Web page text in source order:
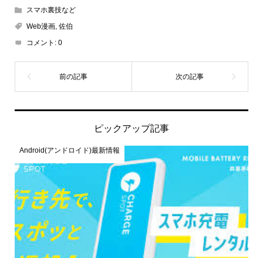
スマホ裏技など
Web漫画, 佐伯
コメント: 0
ピックアップ記事
Android(アンドロイド)最新情報